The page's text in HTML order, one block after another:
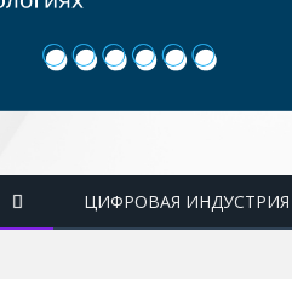
ЦИФРОВАЯ ИНДУСТРИЯ